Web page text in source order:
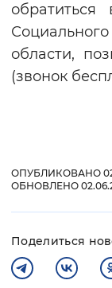
области,
(звонок
ОПУБЛИКОВАНО
ОБНОВЛЕНО
Поделиться